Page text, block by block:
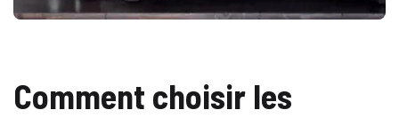
Comment choisir les